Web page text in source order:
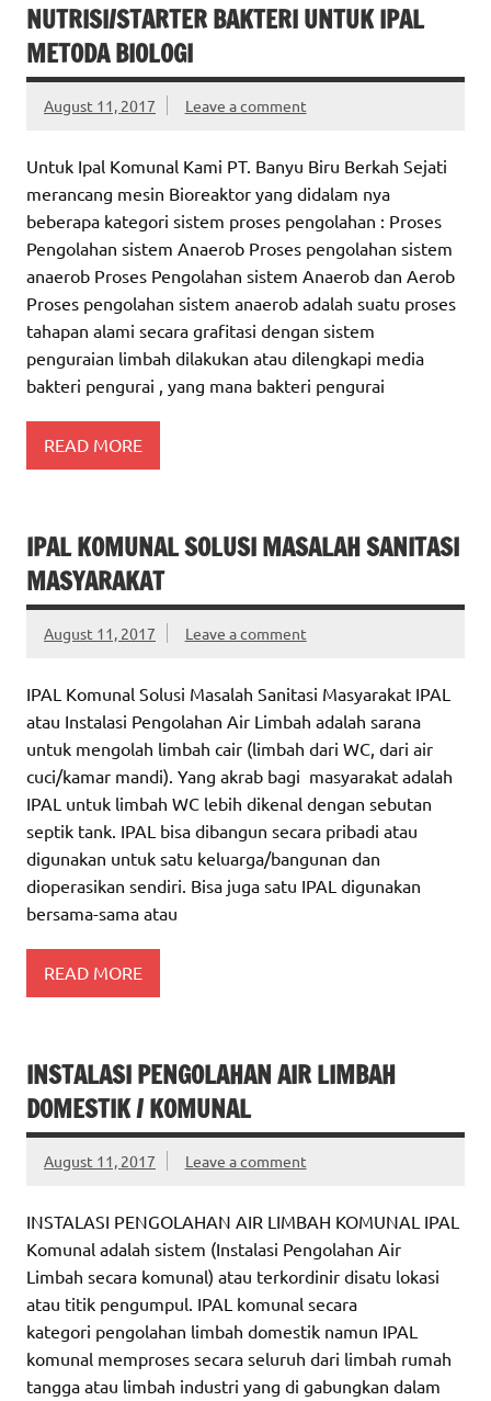
NUTRISI/STARTER BAKTERI UNTUK IPAL
METODA BIOLOGI
August 11, 2017 Leave a comment
Untuk Ipal Komunal Kami PT. Banyu Biru Berkah Sejati
merancang mesin Bioreaktor yang didalam nya
beberapa kategori sistem proses pengolahan : Proses
Pengolahan sistem Anaerob Proses pengolahan sistem
anaerob Proses Pengolahan sistem Anaerob dan Aerob
Proses pengolahan sistem anaerob adalah suatu proses
tahapan alami secara grafitasi dengan sistem
penguraian limbah dilakukan atau dilengkapi media
bakteri pengurai , yang mana bakteri pengurai
READ MORE
IPAL KOMUNAL SOLUSI MASALAH SANITASI
MASYARAKAT
August 11, 2017 Leave a comment
IPAL Komunal Solusi Masalah Sanitasi Masyarakat IPAL
atau Instalasi Pengolahan Air Limbah adalah sarana
untuk mengolah limbah cair (limbah dari WC, dari air
cuci/kamar mandi). Yang akrab bagi masyarakat adalah
IPAL untuk limbah WC lebih dikenal dengan sebutan
septik tank. IPAL bisa dibangun secara pribadi atau
digunakan untuk satu keluarga/bangunan dan
dioperasikan sendiri. Bisa juga satu IPAL digunakan
bersama-sama atau
READ MORE
INSTALASI PENGOLAHAN AIR LIMBAH
DOMESTIK / KOMUNAL
August 11, 2017 Leave a comment
INSTALASI PENGOLAHAN AIR LIMBAH KOMUNAL IPAL
Komunal adalah sistem (Instalasi Pengolahan Air
Limbah secara komunal) atau terkordinir disatu lokasi
atau titik pengumpul. IPAL komunal secara
kategori pengolahan limbah domestik namun IPAL
komunal memproses secara seluruh dari limbah rumah
tangga atau limbah industri yang di gabungkan dalam